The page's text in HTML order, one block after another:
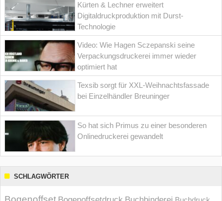
Kürten & Lechner erweitert
Digitaldruckproduktion mit Durst-
Technologie
Video: Wie Hagen Sczepanski seine
Verpackungsdruckerei immer wieder
optimiert hat
Texsib sorgt für XXL-Weihnachtsfassade
bei Einzelhändler Breuninger
So hat sich Primus zu einer besonderen
Onlinedruckerei gewandelt
SCHLAGWÖRTER